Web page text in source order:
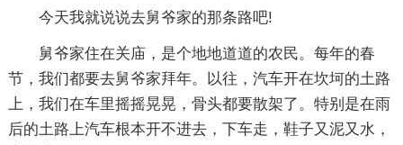
今天我就说说去舅爷家的那条路吧!
舅爷家住在关庙，是个地地道道的农民。每年的春
节，我们都要去舅爷家拜年。以往，汽车开在坎坷的土路
上，我们在车里摇摇晃晃，骨头都要散架了。特别是在雨
后的土路上汽车根本开不进去，下车走，鞋子又泥又水，